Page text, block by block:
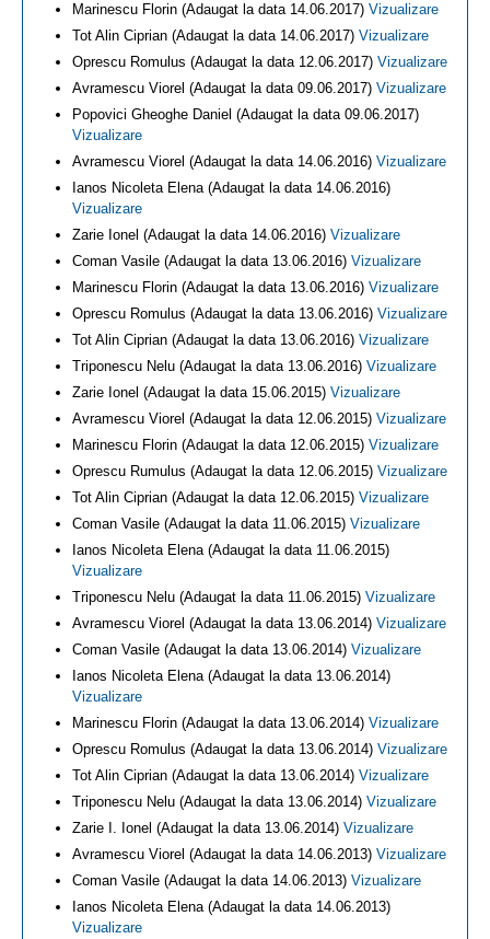
Marinescu Florin (Adaugat la data 14.06.2017) Vizualizare
Tot Alin Ciprian (Adaugat la data 14.06.2017) Vizualizare
Oprescu Romulus (Adaugat la data 12.06.2017) Vizualizare
Avramescu Viorel (Adaugat la data 09.06.2017) Vizualizare
Popovici Gheoghe Daniel (Adaugat la data 09.06.2017)
Vizualizare
Avramescu Viorel (Adaugat la data 14.06.2016) Vizualizare
Ianos Nicoleta Elena (Adaugat la data 14.06.2016)
Vizualizare
Zarie Ionel (Adaugat la data 14.06.2016) Vizualizare
Coman Vasile (Adaugat la data 13.06.2016) Vizualizare
Marinescu Florin (Adaugat la data 13.06.2016) Vizualizare
Oprescu Romulus (Adaugat la data 13.06.2016) Vizualizare
Tot Alin Ciprian (Adaugat la data 13.06.2016) Vizualizare
Triponescu Nelu (Adaugat la data 13.06.2016) Vizualizare
Zarie Ionel (Adaugat la data 15.06.2015) Vizualizare
Avramescu Viorel (Adaugat la data 12.06.2015) Vizualizare
Marinescu Florin (Adaugat la data 12.06.2015) Vizualizare
Oprescu Rumulus (Adaugat la data 12.06.2015) Vizualizare
Tot Alin Ciprian (Adaugat la data 12.06.2015) Vizualizare
Coman Vasile (Adaugat la data 11.06.2015) Vizualizare
Ianos Nicoleta Elena (Adaugat la data 11.06.2015)
Vizualizare
Triponescu Nelu (Adaugat la data 11.06.2015) Vizualizare
Avramescu Viorel (Adaugat la data 13.06.2014) Vizualizare
Coman Vasile (Adaugat la data 13.06.2014) Vizualizare
Ianos Nicoleta Elena (Adaugat la data 13.06.2014)
Vizualizare
Marinescu Florin (Adaugat la data 13.06.2014) Vizualizare
Oprescu Romulus (Adaugat la data 13.06.2014) Vizualizare
Tot Alin Ciprian (Adaugat la data 13.06.2014) Vizualizare
Triponescu Nelu (Adaugat la data 13.06.2014) Vizualizare
Zarie I. Ionel (Adaugat la data 13.06.2014) Vizualizare
Avramescu Viorel (Adaugat la data 14.06.2013) Vizualizare
Coman Vasile (Adaugat la data 14.06.2013) Vizualizare
Ianos Nicoleta Elena (Adaugat la data 14.06.2013)
Vizualizare